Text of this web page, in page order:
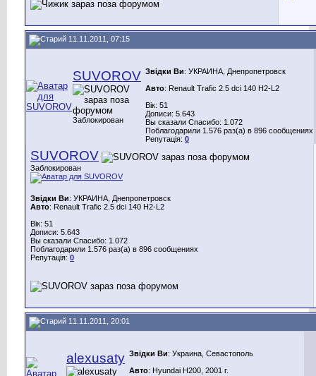
11.11.2011, 07:15
SUVOROV
Заблокирован
Звідки Ви: УКРАИНА, Днепропетровск
Авто: Renault Trafic 2.5 dci 140 H2-L2
Вік: 51
Дописи: 5.643
Вы сказали Спасибо: 1.072
Поблагодарили 1.576 раз(а) в 896 сообщениях
Репутація: 0
SUVOROV
Заблокирован
Звідки Ви: УКРАИНА, Днепропетровск
Авто: Renault Trafic 2.5 dci 140 H2-L2
Вік: 51
Дописи: 5.643
Вы сказали Спасибо: 1.072
Поблагодарили 1.576 раз(а) в 896 сообщениях
Репутація: 0
11.11.2011, 20:01
alexusaty Звідки Ви: Украина, Севастополь
Авто: Hyundai H200, 2001 г.